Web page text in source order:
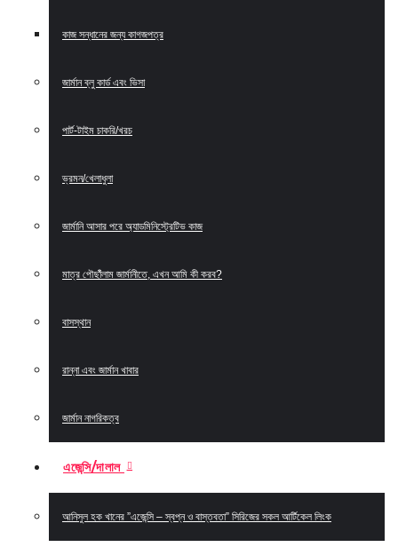
কাজ সন্ধানের জন্য কাগজপত্র
জার্মান ব্লু কার্ড এবং ভিসা
পার্ট-টাইম চাকরি/খরচ
ভ্রমন/খেলাধুলা
জার্মানি আসার পরে অ্যাডমিনিস্ট্রেটিভ কাজ
মাত্র পৌছাঁঁলাম জার্মানীতে, এখন আমি কী করব?
বাসস্থান
রান্না এবং জার্মান খাবার
জার্মান নাগরিকত্ব
এজেন্সি/দালাল
আনিসুল হক খানের ”এজেন্সি – স্বপ্ন ও বাস্তবতা” সিরিজের সকল আর্টিকেল লিংক